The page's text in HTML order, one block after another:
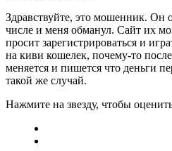
Здравствуйте, это мошенник. Он
числе и меня обманул. Сайт их
просит зарегистрироваться и
на киви кошелек, почему-то
меняется и пишется что деньги
такой же случай.
Нажмите на звезду, чтобы